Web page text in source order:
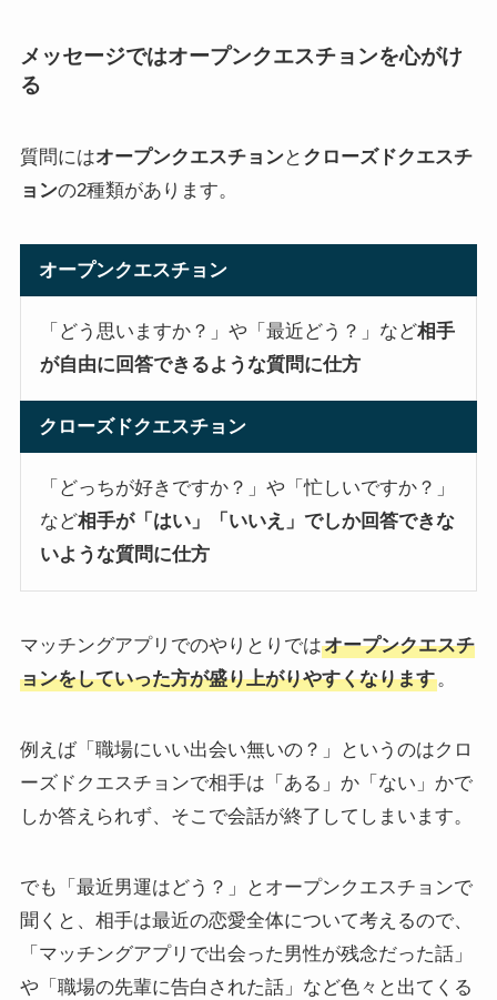
メッセージではオープンクエスチョンを心がけ
る
質問にはオープンクエスチョンと クローズドクエスチ
ョンの2種類があります。
オープンクエスチョン
「どう思いますか？」や「最近どう？」など相手
が自由に回答できるような質問に仕方
クローズドクエスチョン
「どっちが好きですか？」や「忙しいですか？」
など相手が「はい」「いいえ」でしか回答できな
いような質問に仕方
マッチングアプリでのやりとりではオープンクエスチ
ョンをしていった方が盛り上がりやすくなります。
例えば「職場にいい出会い無いの？」というのはクロ
ーズドクエスチョンで相手は「ある」か「ない」かで
しか答えられず、そこで会話が終了してしまいます。
でも「最近男運はどう？」とオープンクエスチョンで
聞くと、相手は最近の恋愛全体について考えるので、
「マッチングアプリで出会った男性が残念だった話」
や「職場の先輩に告白された話」など色々と出てくる